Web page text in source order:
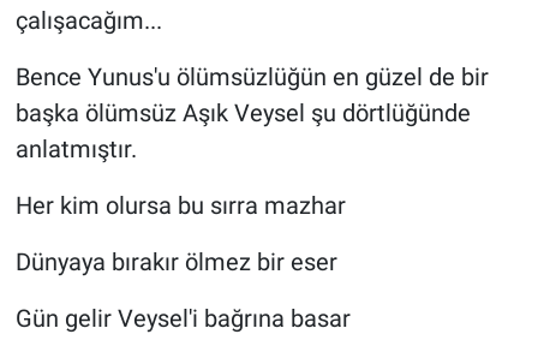
çalışacağım...
Bence Yunus'u ölümsüzlüğün en güzel de bir
başka ölümsüz Aşık Veysel şu dörtlüğünde
anlatmıştır.
Her kim olursa bu sırra mazhar
Dünyaya bırakır ölmez bir eser
Gün gelir Veysel'i bağrına basar